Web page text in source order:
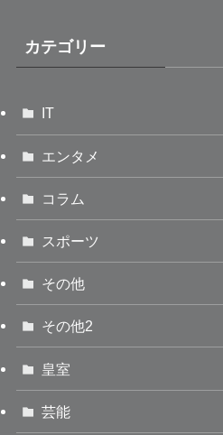
カテゴリー
IT
エンタメ
コラム
スポーツ
その他
その他2
皇室
芸能